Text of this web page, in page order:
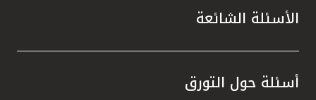
الأسئلة الشائعة
أسئلة حول التورق